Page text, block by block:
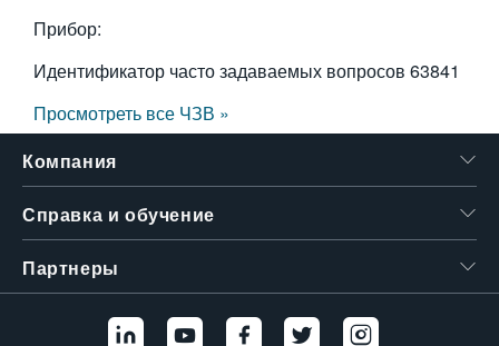
Прибор:
Идентификатор часто задаваемых вопросов 63841
Просмотреть все ЧЗВ »
Компания
Справка и обучение
Партнеры